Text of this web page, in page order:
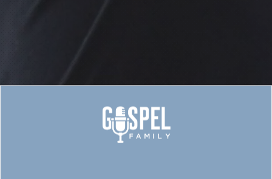
Gospelworkshop med Hans